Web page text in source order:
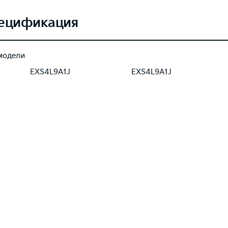
EXS4L9A1J EXS4L9A1J